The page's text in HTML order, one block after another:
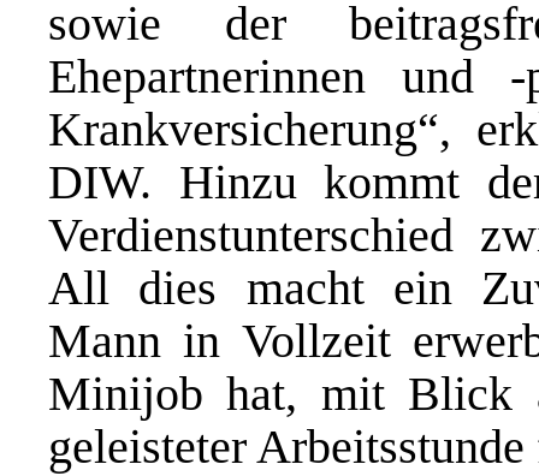
sowie der
Ehepartnerinnen und
Krankversicherung“,
DIW. Hinzu kommt
Verdienstunterschied
All dies macht ein
Mann in Vollzeit
Minijob hat, mit Blick
geleisteter